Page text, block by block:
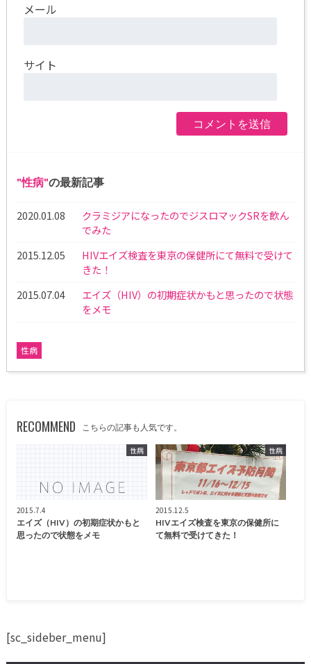
メール
サイト
性病 の最新記事
2020.01.08
クラミジアになったのでジスロマックSRを飲ん
でみた
2015.12.05
HIVエイズ検査を東京の保健所にて無料で受けて
きた！
2015.07.04
エイズ（HIV）の初期症状かもと思ったので状態
をメモ
性病
RECOMMEND こちらの記事も人気です。
性病
2015.7.4
エイズ（HIV）の初期症状かもと
思ったので状態をメモ
性病
2015.12.5
HIVエイズ検査を東京の保健所に
て無料で受けてきた！
[sc_sideber_menu]